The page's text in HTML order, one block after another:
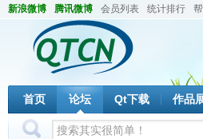
新浪微博 腾讯微博 会员列表 统计排行
首页 论坛 Qt下载 作品